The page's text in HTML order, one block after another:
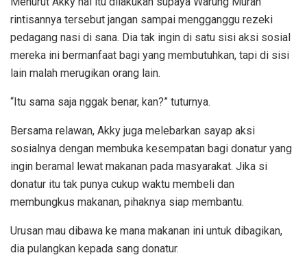
rintisannya tersebut jangan sampai mengganggu rezeki
pedagang nasi di sana. Dia tak ingin di satu sisi aksi sosial
mereka ini bermanfaat bagi yang membutuhkan, tapi di sisi
lain malah merugikan orang lain.
“Itu sama saja nggak benar, kan?” tuturnya.
Bersama relawan, Akky juga melebarkan sayap aksi
sosialnya dengan membuka kesempatan bagi donatur yang
ingin beramal lewat makanan pada masyarakat. Jika si
donatur itu tak punya cukup waktu membeli dan
membungkus makanan, pihaknya siap membantu.
Urusan mau dibawa ke mana makanan ini untuk dibagikan,
dia pulangkan kepada sang donatur.